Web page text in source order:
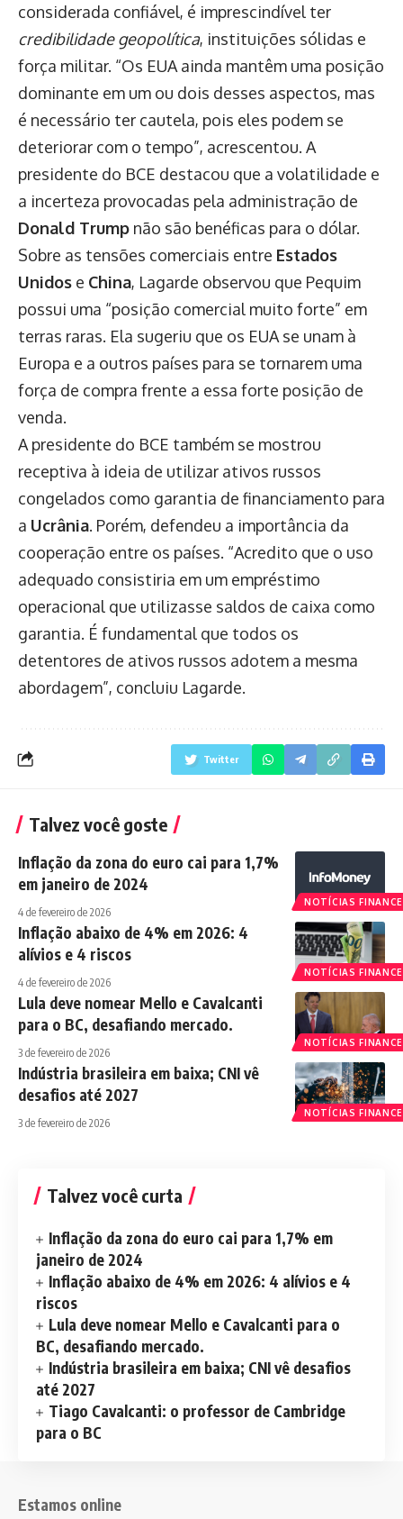
considerada confiável, é imprescindível ter
credibilidade geopolítica, instituições sólidas e
força militar. “Os EUA ainda mantêm uma posição
dominante em um ou dois desses aspectos, mas
é necessário ter cautela, pois eles podem se
deteriorar com o tempo”, acrescentou. A
presidente do BCE destacou que a volatilidade e
a incerteza provocadas pela administração de
Donald Trump não são benéficas para o dólar.
Sobre as tensões comerciais entre Estados
Unidos e China, Lagarde observou que Pequim
possui uma “posição comercial muito forte” em
terras raras. Ela sugeriu que os EUA se unam à
Europa e a outros países para se tornarem uma
força de compra frente a essa forte posição de
venda.
A presidente do BCE também se mostrou
receptiva à ideia de utilizar ativos russos
congelados como garantia de financiamento para
a Ucrânia. Porém, defendeu a importância da
cooperação entre os países. “Acredito que o uso
adequado consistiria em um empréstimo
operacional que utilizasse saldos de caixa como
garantia. É fundamental que todos os
detentores de ativos russos adotem a mesma
abordagem”, concluiu Lagarde.
Twitter
Talvez você goste
NOTÍCIAS
Inflação da zona do euro cai para 1,7%
em janeiro de 2024
4 de fevereiro de 2026
NOTÍCIAS
Inflação abaixo de 4% em 2026: 4
alívios e 4 riscos
4 de fevereiro de 2026
NOTÍCIAS
Lula deve nomear Mello e Cavalcanti
para o BC, desafiando mercado.
3 de fevereiro de 2026
NOTÍCIAS
Indústria brasileira em baixa; CNI vê
desafios até 2027
3 de fevereiro de 2026
Talvez você curta
Inflação da zona do euro cai para 1,7% em
janeiro de 2024
Inflação abaixo de 4% em 2026: 4 alívios e 4
riscos
Lula deve nomear Mello e Cavalcanti para o
BC, desafiando mercado.
Indústria brasileira em baixa; CNI vê desafios
até 2027
Tiago Cavalcanti: o professor de Cambridge
para o BC
Estamos online